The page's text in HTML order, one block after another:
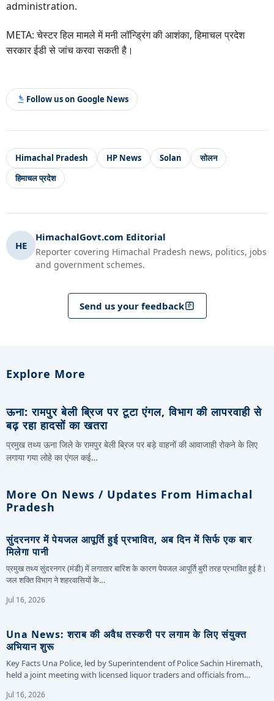
administration.
META: चेस्टर हिल मामले में मनी लॉन्ड्रिंग की आशंका, हिमाचल प्रदेश
सरकार ईडी से जांच करवा सकती है।
Follow us on Google News
Himachal Pradesh HP News Solan
सोलन
हिमाचल प्रदेश
HE
HimachalGovt.com Editorial
Reporter covering Himachal Pradesh news, politics, jobs
and government schemes.
Send us your feedback
Explore More
ऊना: रामपुर बेली ब्रिज पर टूटा एंगल, विभाग की लापरवाही से
बढ़ रहा हादसों का खतरा
प्रमुख तथ्य ऊना जिले के रामपुर बेली ब्रिज पर बड़े वाहनों की आवाजाही रोकने के लिए
लगाया गया लोहे का एंगल कई…
More On News / Updates From Himachal
Pradesh
सुंदरनगर में पेयजल आपूर्ति हुई प्रभावित, अब दिन में सिर्फ एक बार
मिलेगा पानी
प्रमुख तथ्य सुंदरनगर (मंडी) में लगातार बारिश के कारण पेयजल आपूर्ति बुरी तरह प्रभावित हुई है।
जल शक्ति विभाग ने शहरवासियों के…
Jul 16, 2026
Una News: शराब की अवैध तस्करी पर लगाम के लिए संयुक्त
अभियान शुरू
Key Facts Una Police, led by Superintendent of Police Sachin Hiremath,
held a joint meeting with licensed liquor traders and officials from…
Jul 16, 2026